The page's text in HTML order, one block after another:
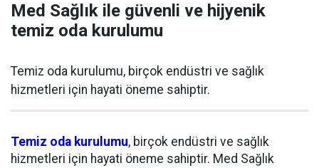
Med Sağlık ile güvenli ve hijyenik
temiz oda kurulumu
Temiz oda kurulumu, birçok endüstri ve sağlık
hizmetleri için hayati öneme sahiptir.
Temiz oda kurulumu, birçok endüstri ve sağlık
hizmetleri için hayati öneme sahiptir. Med Sağlık